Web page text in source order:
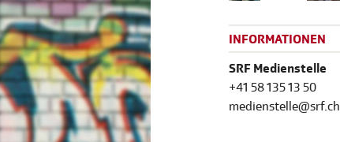
INFORMATIONEN
SRF Medienstelle
+41 58 135 13 50
medienstelle@srf.ch